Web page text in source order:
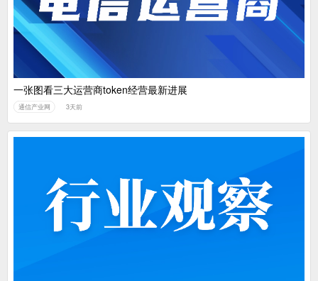
一张图看三大运营商token经营最新进展
通信产业网 3天前